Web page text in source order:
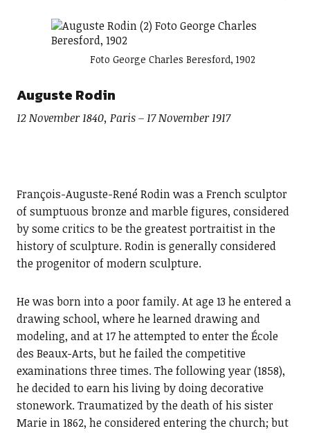
Foto George Charles Beresford, 1902
Auguste Rodin
12 November 1840, Paris – 17 November 1917
François-Auguste-René Rodin was a French sculptor
of sumptuous bronze and marble figures, considered
by some critics to be the greatest portraitist in the
history of sculpture. Rodin is generally considered
the progenitor of modern sculpture.
He was born into a poor family. At age 13 he entered a
drawing school, where he learned drawing and
modeling, and at 17 he attempted to enter the École
des Beaux-Arts, but he failed the competitive
examinations three times. The following year (1858),
he decided to earn his living by doing decorative
stonework. Traumatized by the death of his sister
Marie in 1862, he considered entering the church; but